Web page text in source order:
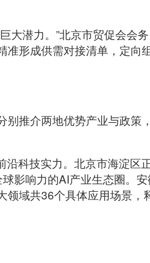
大潜力。”北京市贸促会会务
准形成供需对接清单，定向
推介两地优势产业与政策，
沿科技实力。北京市海淀区
影响力的AI产业生态圈。
领域共36个具体应用场景，